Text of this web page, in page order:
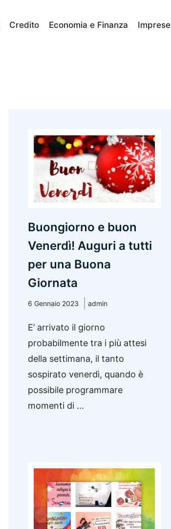
Credito Economia e Finanza Imprese
Buongiorno e buon
Venerdì! Auguri a tutti
per una Buona
Giornata
6 Gennaio 2023 admin
E’ arrivato il giorno
probabilmente tra i più attesi
della settimana, il tanto
sospirato venerdì, quando è
possibile programmare
momenti di ...